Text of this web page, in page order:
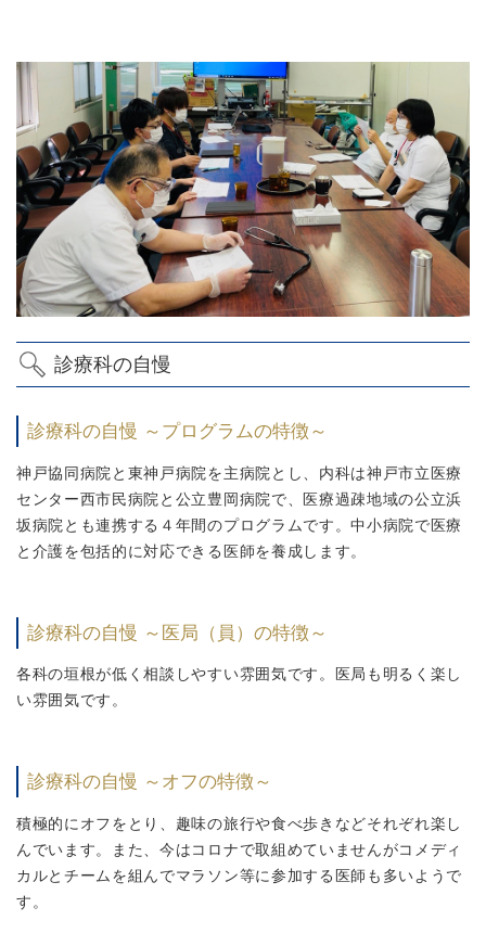
診療科の自慢
診療科の自慢 ～プログラムの特徴～
神戸協同病院と東神戸病院を主病院とし、内科は神戸市立医療
センター西市民病院と公立豊岡病院で、医療過疎地域の公立浜
坂病院とも連携する４年間のプログラムです。中小病院で医療
と介護を包括的に対応できる医師を養成します。
診療科の自慢 ～医局（員）の特徴～
各科の垣根が低く相談しやすい雰囲気です。医局も明るく楽し
い雰囲気です。
診療科の自慢 ～オフの特徴～
積極的にオフをとり、趣味の旅行や食べ歩きなどそれぞれ楽し
んでいます。また、今はコロナで取組めていませんがコメディ
カルとチームを組んでマラソン等に参加する医師も多いようで
す。